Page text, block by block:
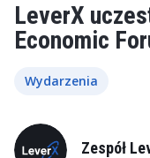
LeverX
Economic
Wydarzenia
Zespół